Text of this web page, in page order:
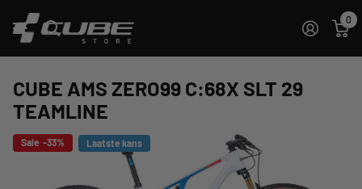
0
CUBE AMS ZERO99 C:68X SLT 29
TEAMLINE
Sale -33% Laatste kans